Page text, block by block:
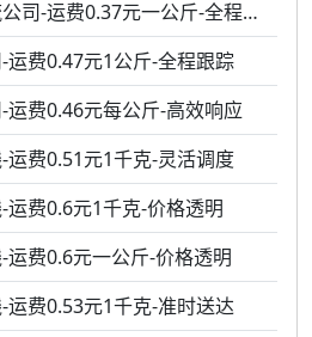
乌鲁木齐到哈密物流公司-运费0.37元一公斤-全程跟踪
费0.47元1公斤-全程跟踪
运费0.46元每公斤-高效响应
费0.51元1千克-灵活调度
运费0.6元1千克-价格透明
费0.6元一公斤-价格透明
运费0.53元1千克-准时送达